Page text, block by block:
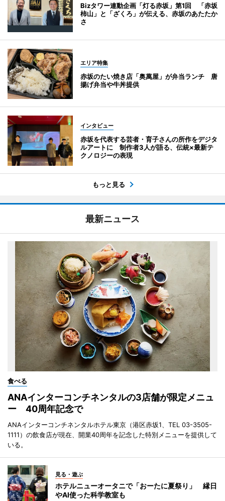
Bizタワー連動企画「灯る赤坂」第1回 「赤坂
柿山」と「ざくろ」が伝える、赤坂のあたたか
さ
エリア特集
赤坂のたい焼き店「奥萬屋」が弁当ランチ 唐
揚げ弁当や牛丼提供
インタビュー
赤坂を代表する芸者・育子さんの所作をデジタ
ルアートに 制作者3人が語る、伝統×最新テ
クノロジーの表現
もっと見る
最新ニュース
食べる
ANAインターコンチネンタルの3店舗が限定メニュ
ー 40周年記念で
ANAインターコンチネンタルホテル東京（港区赤坂1、TEL 03-3505-
1111）の飲食店が現在、開業40周年を記念した特別メニューを提供して
いる。
見る・遊ぶ
ホテルニューオータニで「おーたに夏祭り」 縁日
やAI使った科学教室も